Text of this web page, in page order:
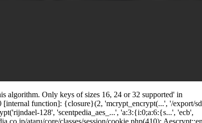
algorithm. Only keys of sizes 16, 24 or 32 supported' in
[internal function]: {closure}(2, 'mcrypt_encrypt(...', '/export/
128', 'scentpedia_aes_...', 'a:3:{i:0;a:6:{s...', 'ecb',
ataru/core/classes/session/cookie.php(410):